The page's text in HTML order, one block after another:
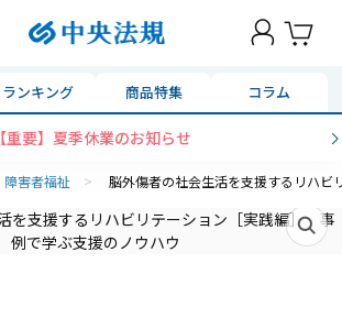
ランキング 商品特集 コラム
【重要】夏季休業のお知らせ
障害者福祉 > 脳外傷者の社会生活を支援するリハ